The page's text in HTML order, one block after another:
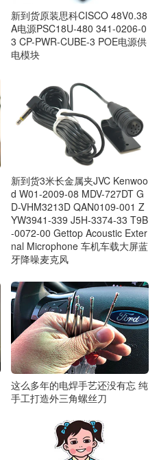
新到货原装思科CISCO 48V0.38
A电源PSC18U-480 341-0206-0
3 CP-PWR-CUBE-3 POE电源供
电模块
新到货3米长金属夹JVC Kenwoo
d W01-2009-08 MDV-727DT G
D-VHM3213D QAN0109-001 Z
YW3941-339 J5H-3374-33 T9B
-0072-00 Gettop Acoustic Exter
nal Microphone 车机车载大屏蓝
牙降噪麦克风
这么多年的电焊手艺还没有忘 纯
手工打造外三角螺丝刀